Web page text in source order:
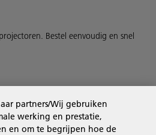
Bestel eenvoudig en snel
partners/Wij gebruiken
werking en prestatie,
en om te begrijpen hoe de